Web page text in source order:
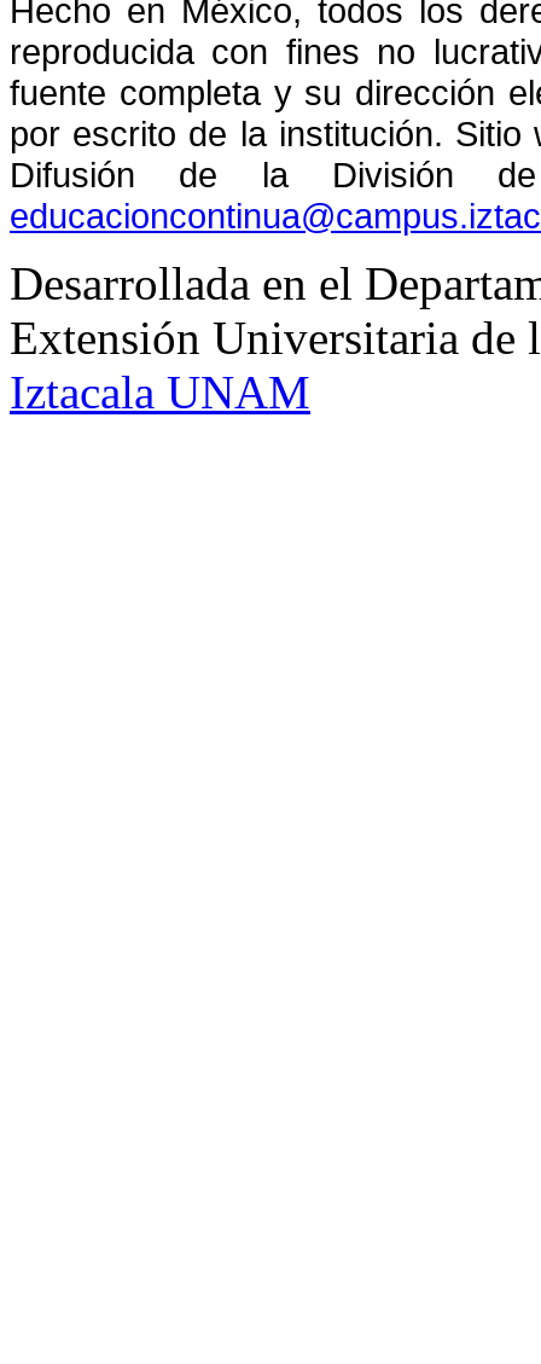
Hecho en México, todos los
reproducida con fines no
fuente completa y su dirección
por escrito de la institución.
Difusión de la División
Desarrollada en el
Extensión Universitaria
Iztacala UNAM